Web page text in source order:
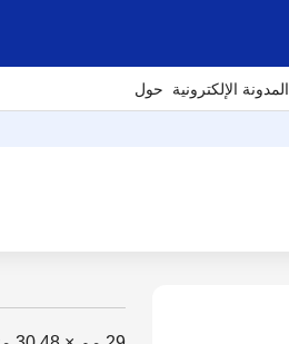
المدونة الإلكترونية حول